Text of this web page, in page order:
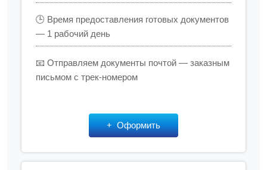
🕒 Время предоставления готовых документов
— 1 рабочий день
📧 Отправляем документы почтой — заказным
письмом с трек-номером
Оформить